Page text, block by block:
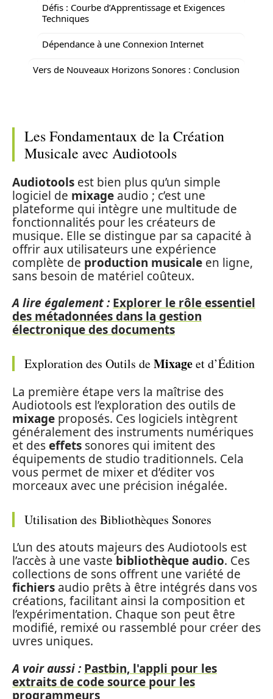
Défis : Courbe d’Apprentissage et Exigences
Techniques
Dépendance à une Connexion Internet
Vers de Nouveaux Horizons Sonores : Conclusion
Les Fondamentaux de la Création
Musicale avec Audiotools
Audiotools est bien plus qu’un simple
logiciel de mixage audio ; c’est une
plateforme qui intègre une multitude de
fonctionnalités pour les créateurs de
musique. Elle se distingue par sa capacité à
offrir aux utilisateurs une expérience
complète de production musicale en ligne,
sans besoin de matériel coûteux.
A lire également : Explorer le rôle essentiel
des métadonnées dans la gestion
électronique des documents
Exploration des Outils deMixageet d’Édition
La première étape vers la maîtrise des
Audiotools est l’exploration des outils de
mixage proposés. Ces logiciels intègrent
généralement des instruments numériques
et deseffets sonores qui imitent des
équipements de studio traditionnels. Cela
vous permet de mixer et d’éditer vos
morceaux avec une précision inégalée.
Utilisation des Bibliothèques Sonores
L’un des atouts majeurs des Audiotools est
l’accès à une vaste bibliothèque audio. Ces
collections de sons offrent une variété de
fichiers audio prêts à être intégrés dans vos
créations, facilitant ainsi la composition et
l’expérimentation. Chaque son peut être
modifié, remixé ou rassemblé pour créer des
uvres uniques.
A voir aussi : Pastbin, l'appli pour les
extraits de code source pour les
programmeurs